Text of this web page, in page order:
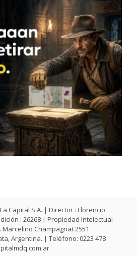
Capital S.A. | Director : Florencio
: 26268 | Propiedad Intelectual
Marcelino Champagnat 2551
Argentina. | Teléfono: 0223 478